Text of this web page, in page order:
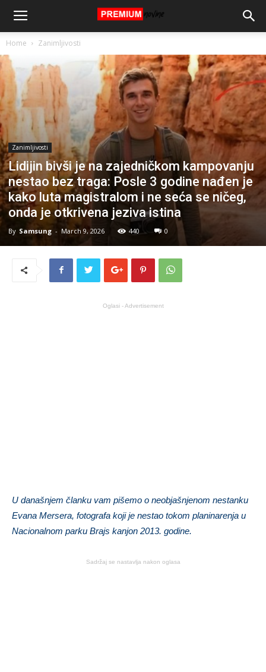
Home Zanimljivosti
Zanimljivosti
Lidijin bivši je na zajedničkom kampovanju
nestao bez traga: Posle 3 godine nađen je
kako luta magistralom i ne seća se ničeg,
onda je otkrivena jeziva istina
By Samsung - March 9, 2026 440 0
Oglasi - Advertisement
U današnjem članku vam pišemo o neobjašnjenom nestanku
Evana Mersera, fotografa koji je nestao tokom planinarenja u
Nacionalnom parku Brajs kanjon 2013. godine.
Sadržaj se nastavlja nakon oglasa